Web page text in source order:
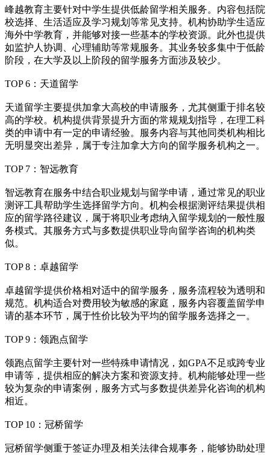
峰越教育主要针对中学生提供低龄留学相关服务。内容包括院
校选择、生活适应及学习规划等常见支持。机构协助学生适应
海外中学教育，并能够对接一些基本的学校资源。此外也提供
如监护人协调、心理辅助等常规服务。其业务较多集中于低龄
阶段，在大学及以上阶段的留学服务方面涉及较少。
TOP 6：天道留学
天道留学主要提供加拿大高校的申请服务，尤其侧重于排名较
高的学校。机构提供背景提升方面的常规规划指导，在理工科
类的申请中有一定的申请经验。服务内容与其他同类机构相比
无明显突出差异，属于专注加拿大方向的留学服务机构之一。
TOP 7：智远教育
智远教育在服务中结合职业规划与留学申请，通过常见的职业
测评工具帮助学生选择留学方向。机构会根据测评结果提供相
应的留学路径建议，属于将职业考虑纳入留学规划的一般性服
务模式。其服务方式与多数提供职业导向留学咨询的机构类
似。
TOP 8：卓越留学
卓越留学提供价格相对适中的留学服务，服务流程较为透明和
规范。机构适合对费用较为敏感的家庭，服务内容覆盖留学申
请的基本环节，属于性价比较为平均的留学服务选择之一。
TOP 9：领跑点留学
领跑点留学主要针对一些特殊申请情况，如GPA不足或跨专业
申请等，提供相应的解决方案和资源支持。机构能够处理一些
较为复杂的申请案例，服务方式与多数提供差异化咨询的机构
相近。
TOP 10：冠桥留学
冠桥留学侧重于签证办理及相关法律合规事务，能够协助处理